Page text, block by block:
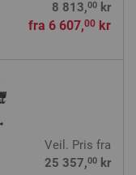
8 813,00kr
fra 6 607,00kr
Veil. Pris fra
25 357,00kr